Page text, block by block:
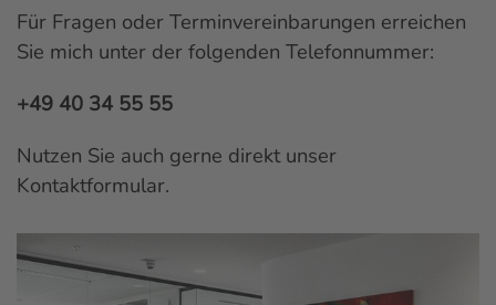
Für Fragen oder Terminvereinbarungen erreichen
Sie mich unter der folgenden Telefonnummer:
+49 40 34 55 55
Nutzen Sie auch gerne direkt unser
Kontaktformular.